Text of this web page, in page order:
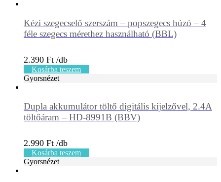
Kézi szegecselő szerszám – popszegecs húzó – 4
féle szegecs mérethez használható (BBL)
2.390 Ft
Kosárba teszem
Gyorsnézet
Dupla akkumulátor töltő digitális kijelzővel, 2.4A
töltőáram – HD-8991B (BBV)
2.990 Ft
Kosárba teszem
Gyorsnézet